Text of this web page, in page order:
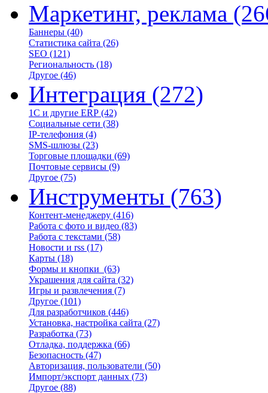
Маркетинг, реклама
Баннеры (40)
Статистика сайта (26)
SEO (121)
Региональность (18)
Другое (46)
Интеграция (272)
1С и другие ERP (42)
Социальные сети (38)
IP-телефония (4)
SMS-шлюзы (23)
Торговые площадки (69)
Почтовые сервисы (9)
Другое (75)
Инструменты (763)
Контент-менеджеру (416)
Работа с фото и видео (83)
Работа с текстами (58)
Новости и rss (17)
Карты (18)
Формы и кнопки (63)
Украшения для сайта (32)
Игры и развлечения (7)
Другое (101)
Для разработчиков (446)
Установка, настройка сайта (27)
Разработка (73)
Отладка, поддержка (66)
Безопасность (47)
Авторизация, пользователи (50)
Импорт/экспорт данных (73)
Другое (88)